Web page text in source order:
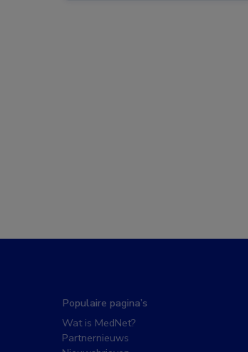
Populaire pagina’s
Wat is MedNet?
Partnernieuws